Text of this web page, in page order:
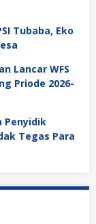
Tubaba, Eko
Lancar WFS
Priode 2026-
Penyidik
Tegas Para